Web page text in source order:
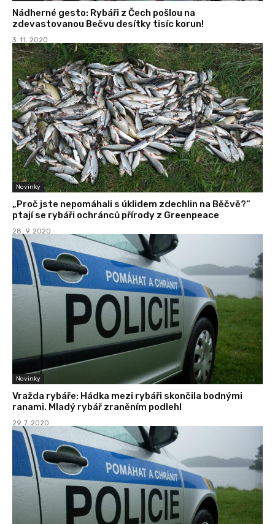
Nádherné gesto: Rybáři z Čech pošlou na
zdevastovanou Bečvu desítky tisíc korun!
3. 11. 2020
Novinky
„Proč jste nepomáhali s úklidem zdechlin na Běčvě?“
ptají se rybáři ochránců přírody z Greenpeace
28. 9. 2020
Novinky
Vražda rybáře: Hádka mezi rybáři skončila bodnými
ranami. Mladý rybář zraněním podlehl
29. 7. 2020